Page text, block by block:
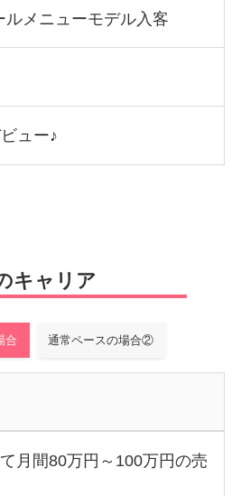
ルメニューモデル入客
ュー♪
キャリア
合 通常ペースの場合②
月間80万円～100万円の売